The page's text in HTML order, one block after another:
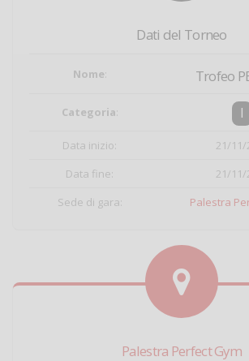
Dati del Torneo
Nome: Trofeo
Categoria: I
Data inizio:
21/11/
Data fine:
21/11/
Sede di gara:
Palestra
Palestra Perfect Gym